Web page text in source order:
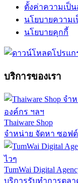
ตั้งค่าความเป็
นโยบายความ
นโยบายคุกกี้
บริการของเรา
Thaiware Shop
จำหน่าย จัดหา ซอฟ
TumWai Digital
บริการรับทำการตล